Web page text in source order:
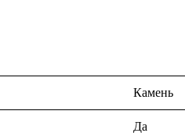
Камень
Да